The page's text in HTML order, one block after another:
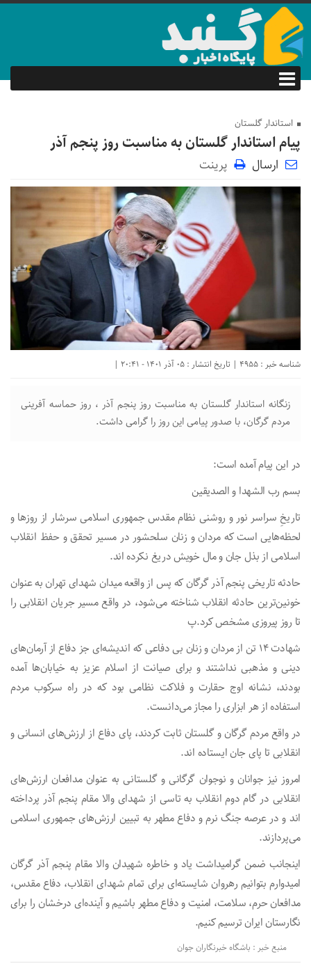
استاندار گلستان
پیام استاندار گلستان به مناسبت روز پنجم آذر
ارسال پرینت
شناسه خبر : 4955 | تاریخ انتشار : 05 آذر 1401 - 20:41 |
زنگانه استاندار گلستان به مناسبت روز پنجم آذر ، روز حماسه آفرینی
مردم گرگان، با صدور پیامی این روز را گرامی داشت.
در این پیام آمده است:
بسم رب الشهدا و الصدیقین
تاریخِ سراسر نور و روشنی نظام مقدس جمهوری اسلامی سرشار از روز‌ها و
لحظه‌هایی است که مردان و زنان سلحشور در مسیر تحقق و حفظ انقلاب
اسلامی از بذل جان و مال خویش دریغ نکرده اند.
حادثه تاریخی پنجم آذر گرگان که پس از واقعه میدان شهدای تهران به عنوان
خونین‌ترین حادثه‌ انقلاب شناخته می‌شود، در واقع مسیر جریان انقلابی را
تا روز پیروزی مشخص کرد.پ
شهادت ۱۴ تن از مردان و زنان بی دفاعی که اندیشه‌ای جز دفاع از آرمان‌های
دینی و مذهبی نداشتند و برای صیانت از اسلام عزیز به خیابان‌ها آمده
بودند، نشانه اوج حقارت و فلاکت نظامی بود که در راه سرکوب مردم
استفاده از هر ابزاری را مجاز می‌دانست.
در واقع مردم گرگان و گلستان ثابت کردند، پای دفاع از ارزش‌های انسانی و
انقلابی تا پای جان ایستاده اند.
امروز نیز جوانان و نوجوان گرگانی و گلستانی به عنوان مدافعان ارزش‌های
انقلابی در گام دوم انقلاب به تاسی از شهدای والا مقام پنجم آذر پرداخته
اند و در عرصه جنگ نرم و دفاع مطهر به تبیین ارزش‌های جمهوری اسلامی
می‌پردازند.
اینجانب ضمن گرامیداشت یاد و خاطره شهیدان والا مقام پنجم آذر گرگان
امیدوارم بتوانیم رهروان شایسته‌ای برای تمام شهدای انقلاب، دفاع مقدس،
مدافعان حرم، سلامت، امنیت و دفاع مطهر باشیم و آینده‌ای درخشان را برای
نگارستان ایران ترسیم کنیم.
منبع خبر : باشگاه خبرنگاران جوان